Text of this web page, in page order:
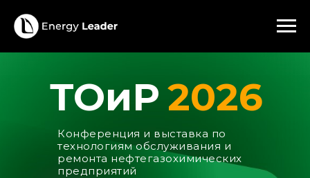
2026
Конференция и выставка по
технологиям обслуживания и
ремонта нефтегазохимических
предприятий
ТОиР